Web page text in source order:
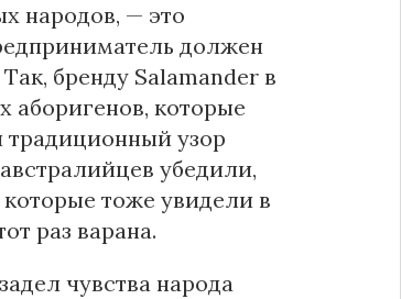
народов, — это
должен
бренду Salamander в
аборигенов, которые
традиционный узор
убедили,
тоже увидели в
раз варана.
чувства народа